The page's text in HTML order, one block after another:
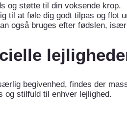
og støtte til din voksende krop.
til at føle dig godt tilpas og flot
også bruges efter fødslen,
begivenhed, findes der
og stilfuld til enhver lejlighed.